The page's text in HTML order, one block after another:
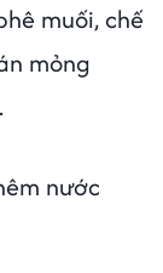
muối, chế
mỏng
nước